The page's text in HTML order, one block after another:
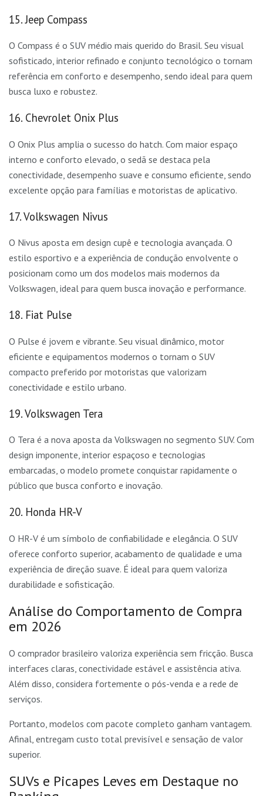
15. Jeep Compass
O Compass é o SUV médio mais querido do Brasil. Seu visual
sofisticado, interior refinado e conjunto tecnológico o tornam
referência em conforto e desempenho, sendo ideal para quem
busca luxo e robustez.
16. Chevrolet Onix Plus
O Onix Plus amplia o sucesso do hatch. Com maior espaço
interno e conforto elevado, o sedã se destaca pela
conectividade, desempenho suave e consumo eficiente, sendo
excelente opção para famílias e motoristas de aplicativo.
17. Volkswagen Nivus
O Nivus aposta em design cupê e tecnologia avançada. O
estilo esportivo e a experiência de condução envolvente o
posicionam como um dos modelos mais modernos da
Volkswagen, ideal para quem busca inovação e performance.
18. Fiat Pulse
O Pulse é jovem e vibrante. Seu visual dinâmico, motor
eficiente e equipamentos modernos o tornam o SUV
compacto preferido por motoristas que valorizam
conectividade e estilo urbano.
19. Volkswagen Tera
O Tera é a nova aposta da Volkswagen no segmento SUV. Com
design imponente, interior espaçoso e tecnologias
embarcadas, o modelo promete conquistar rapidamente o
público que busca conforto e inovação.
20. Honda HR-V
O HR-V é um símbolo de confiabilidade e elegância. O SUV
oferece conforto superior, acabamento de qualidade e uma
experiência de direção suave. É ideal para quem valoriza
durabilidade e sofisticação.
Análise do Comportamento de Compra
em 2026
O comprador brasileiro valoriza experiência sem fricção. Busca
interfaces claras, conectividade estável e assistência ativa.
Além disso, considera fortemente o pós-venda e a rede de
serviços.
Portanto, modelos com pacote completo ganham vantagem.
Afinal, entregam custo total previsível e sensação de valor
superior.
SUVs e Picapes Leves em Destaque no